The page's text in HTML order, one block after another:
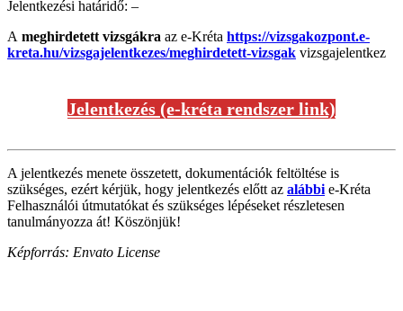
Jelentkezési határidő: –
A meghirdetett vizsgákra az e-Kréta https://vizsgakozpont.e-
kreta.hu/vizsgajelentkezes/meghirdetett-vizsgak vizsgajelentkez
Jelentkezés (e-kréta rendszer link)
A jelentkezés menete összetett, dokumentációk feltöltése is
szükséges, ezért kérjük, hogy jelentkezés előtt az alábbi e-Kréta
Felhasználói útmutatókat és szükséges lépéseket részletesen
tanulmányozza át! Köszönjük!
Képforrás: Envato License